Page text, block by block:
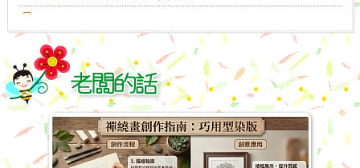
1140317蝶古巴特餐巾紙--新上架&補貨
1140305暫停一日出貨事宜
1140217暫停一日出貨事宜